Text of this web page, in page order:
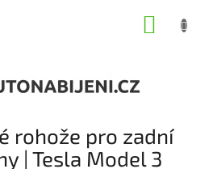
rohože pro zadní
| Tesla Model 3